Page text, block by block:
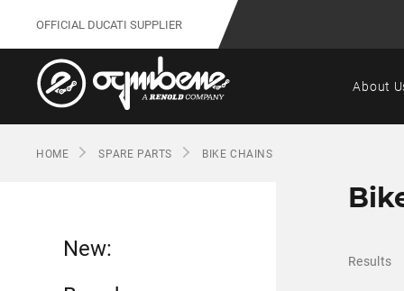
OFFICIAL DUCATI SUPPLIER
About
HOME SPARE PARTS BIKE CHAINS
Results
New: